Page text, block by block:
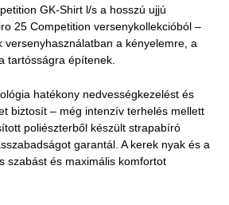
GK-Shirt l/s a hosszú ujjú
25 Competition versenykollekcióból –
versenyhasználatban a kényelemre, a
tartósságra építenek.
hatékony nedvességkezelést és
biztosít – még intenzív terhelés mellett
poliészterből készült strapabíró
garantál. A kerek nyak és a
szabást és maximális komfortot